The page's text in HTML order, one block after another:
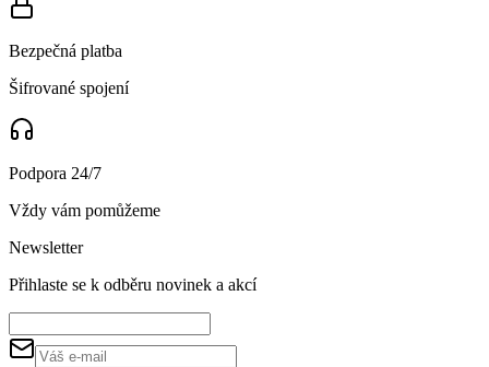
Bezpečná platba
Šifrované spojení
Podpora 24/7
Vždy vám pomůžeme
Newsletter
Přihlaste se k odběru novinek a akcí